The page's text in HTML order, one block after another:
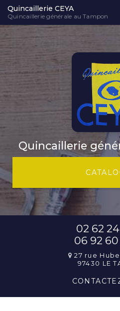
Aller
au
principal
Quincaillerie CEYA
Quincaillerie générale au Tampon
Quincaillerie
02 62
06 92
27 rue
97430 LE